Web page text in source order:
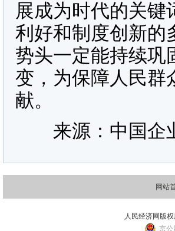
展成为时代的关键
利好和制度创新的
势头一定能持续巩
变，为保障人民群
献。
来源：中国企
网站
人民经济网版权
京公